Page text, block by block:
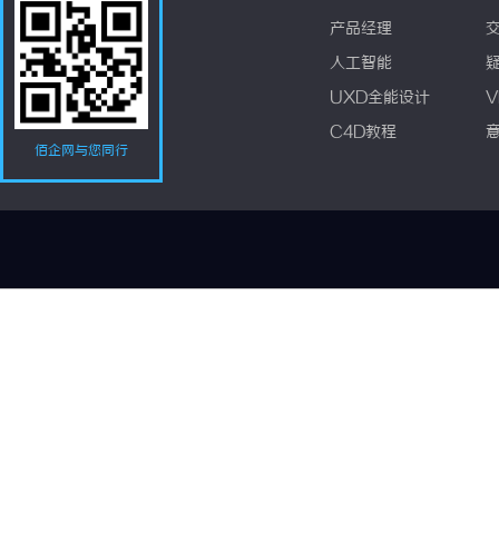
佰企网与您同行
产品经理
人工智能
UXD全能设计
C4D教程